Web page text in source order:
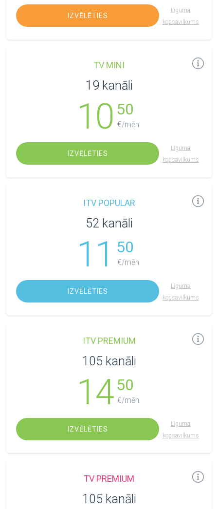
IZVĒLĒTIES
Līguma
kopsavilkums
TV MINI
19 kanāli
10 50
€/mēn.
IZVĒLĒTIES
Līguma
kopsavilkums
ITV POPULAR
52 kanāli
11 50
€/mēn.
IZVĒLĒTIES
Līguma
kopsavilkums
ITV PREMIUM
105 kanāli
1450
€/mēn.
IZVĒLĒTIES
Līguma
kopsavilkums
TV PREMIUM
105 kanāli